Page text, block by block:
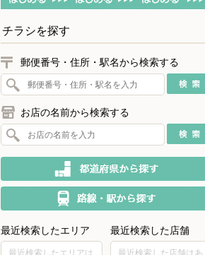
チラシを探す
郵便番号・住所・駅名から検索する
お店の名前から検索する
最近検索したエリア
最近検索したエリアは
最近検索した店舗
最近検索した店舗はあ